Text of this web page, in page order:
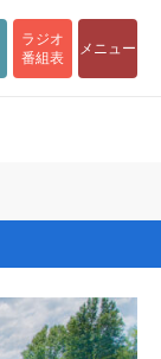
ラジオ
番組表
メニュー